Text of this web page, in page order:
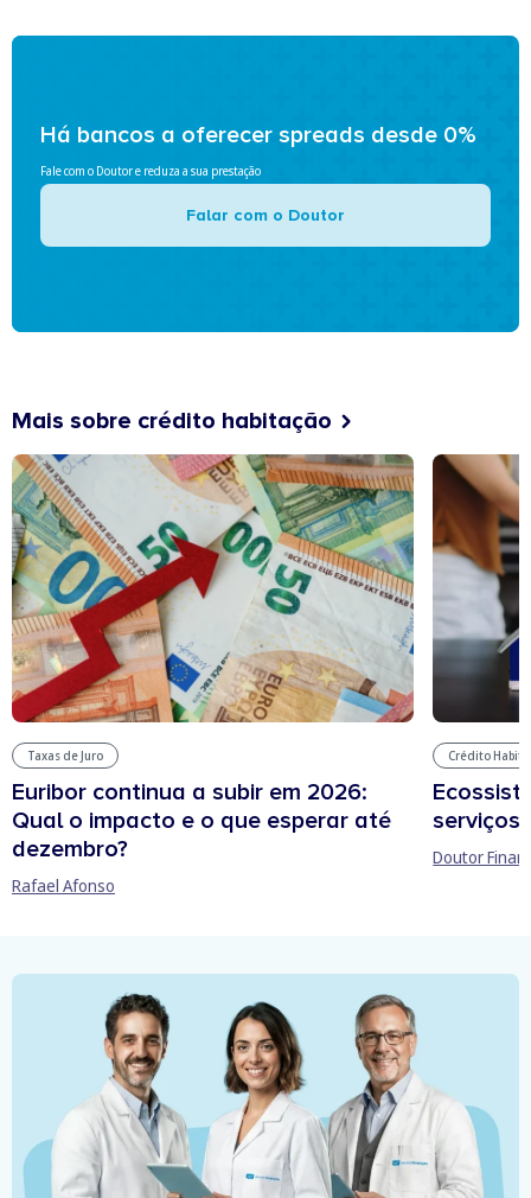
Há bancos a oferecer spreads desde 0%
Fale com o Doutor e reduza a sua prestação
Falar com o Doutor
Mais sobre crédito habitação
Taxas de Juro
Euribor continua a subir em 2026:
Qual o impacto e o que esperar até
dezembro?
Rafael Afonso
Crédito
serviços
Doutor